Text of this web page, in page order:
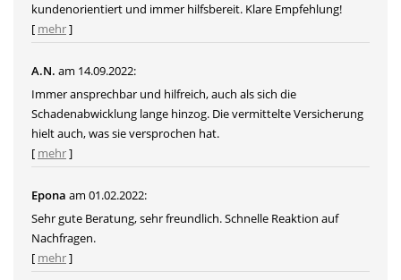
kundenorientiert und immer hilfsbereit. Klare Empfehlung!
[ mehr]
A.N. am 14.09.2022:
Immer ansprechbar und hilfreich, auch als sich die
Schadenabwicklung lange hinzog. Die vermittelte Versicherung
hielt auch, was sie versprochen hat.
[ mehr]
Epona am 01.02.2022:
Sehr gute Beratung, sehr freundlich. Schnelle Reaktion auf
Nachfragen.
[ mehr]